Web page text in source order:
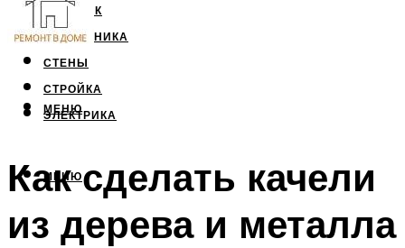
ПОТОЛОК
САНТЕХНИКА
СТЕНЫ
СТРОЙКА
ЭЛЕКТРИКА
МЕНЮ
МЕНЮ
Как сделать качели
из дерева и металла